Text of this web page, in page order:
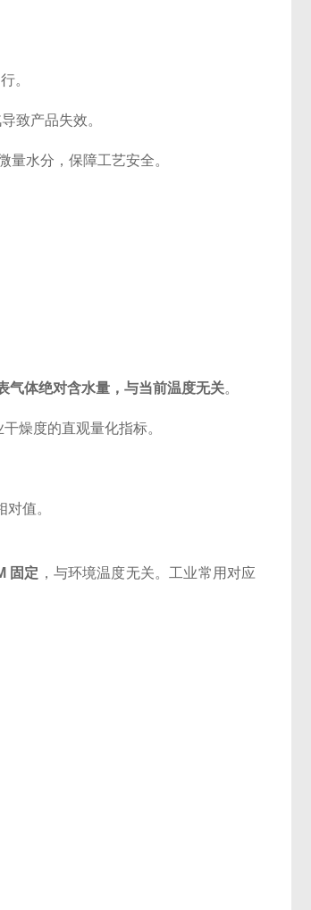
。
致产品失效。
量水分，保障工艺安全。
气体绝对含水量，与当前温度无关。
燥度的直观量化指标。
值。
固定 ，与环境温度无关。工业常用对应